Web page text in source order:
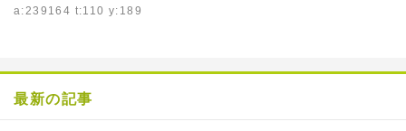
a:239164 t:110 y:189
最新の記事